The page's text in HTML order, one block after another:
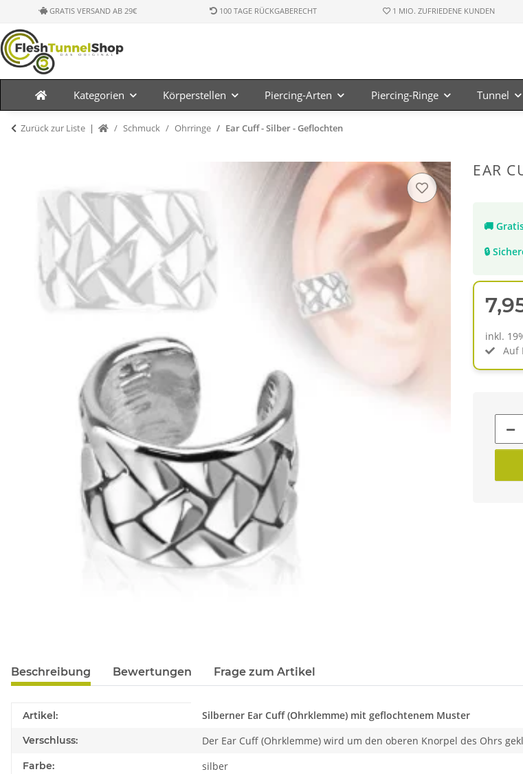
GRATIS VERSAND AB 29€ 100 TAGE RÜCKGABERECHT 1 MIO. ZUFRIEDENE KUNDEN
Kategorien Körperstellen Piercing-Arten Piercing-Ringe Tunnel
Zurück zur Liste Schmuck Ohrringe Ear Cuff - Silber - Geflochten
EAR
🚚
🔒
inkl.
Auf
Beschreibung Bewertungen Frage zum Artikel
Produkteigenschaft
Wert
Artikel: Silberner Ear Cuff (Ohrklemme) mit geflochtenem Muster
Verschluss: Der Ear Cuff (Ohrklemme) wird um den oberen Knorpel des Ohrs
Farbe: silber